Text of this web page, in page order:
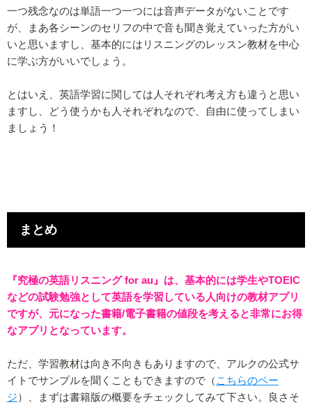
一つ残念なのは単語一つ一つには音声データがないことです
が、まあ各シーンのセリフの中で音も聞き覚えていった方がい
いと思いますし、基本的にはリスニングのレッスン教材を中心
に学ぶ方がいいでしょう。
とはいえ、英語学習に関しては人それぞれ考え方も違うと思い
ますし、どう使うかも人それぞれなので、自由に使ってしまい
ましょう！
まとめ
『究極の英語リスニング for au』は、基本的には学生やTOEIC
などの試験勉強として英語を学習している人向けの教材アプリ
ですが、元になった書籍/電子書籍の値段を考えると非常にお得
なアプリとなっています。
ただ、学習教材は向き不向きもありますので、アルクの公式サ
イトでサンプルを聞くこともできますので（ こちらのペー
ジ）、まずは書籍版の概要をチェックしてみて下さい。良さそ